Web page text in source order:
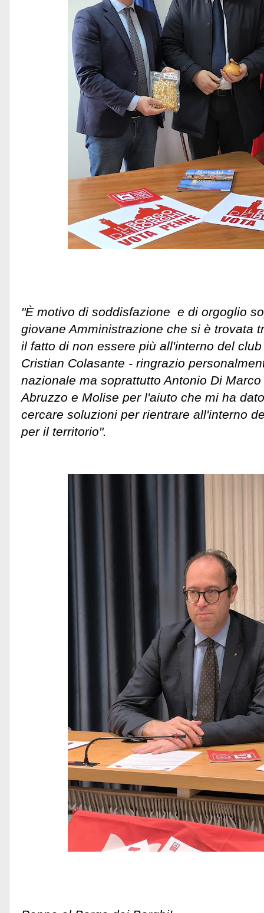
"È motivo di soddisfazione e di orgoglio
giovane Amministrazione che si è trovata
il fatto di non essere più all'interno del
Cristian Colasante - ringrazio
nazionale ma soprattutto Antonio Di
Abruzzo e Molise per l'aiuto che mi ha
cercare soluzioni per rientrare all'interno
per il territorio".